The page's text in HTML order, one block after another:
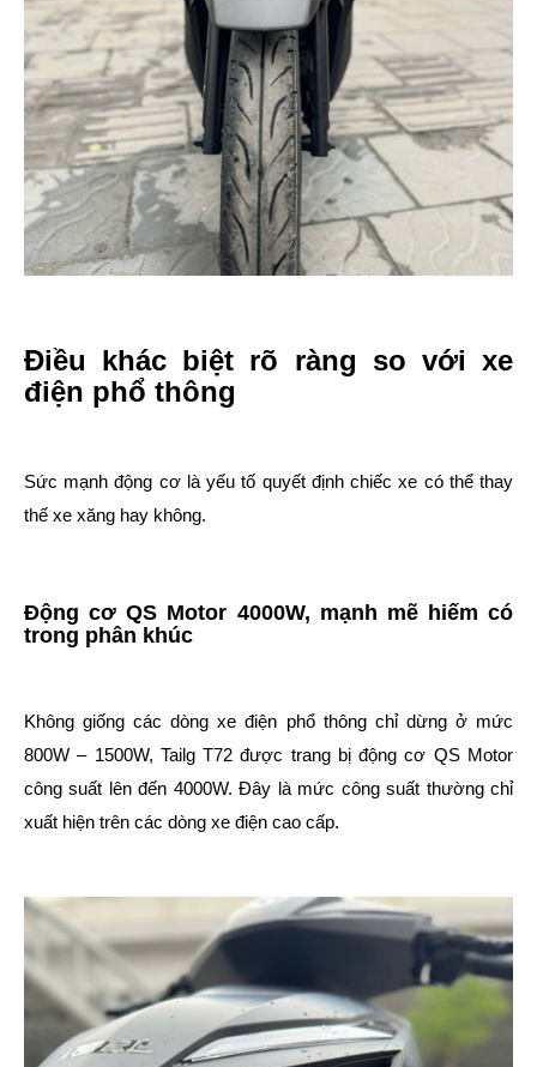
Điều khác biệt rõ ràng so với xe
điện phổ thông
Sức mạnh động cơ là yếu tố quyết định chiếc xe có thể thay
thế xe xăng hay không.
Động cơ QS Motor 4000W, mạnh mẽ hiếm có
trong phân khúc
Không giống các dòng xe điện phổ thông chỉ dừng ở mức
800W – 1500W, Tailg T72 được trang bị động cơ QS Motor
công suất lên đến 4000W. Đây là mức công suất thường chỉ
xuất hiện trên các dòng xe điện cao cấp.